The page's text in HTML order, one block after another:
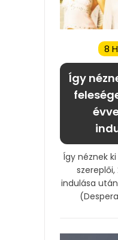
8
Így
Így néznek
indulása